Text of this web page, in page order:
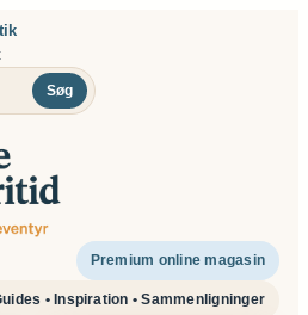
Søg
Premium online magasin
• Inspiration • Sammenligninger